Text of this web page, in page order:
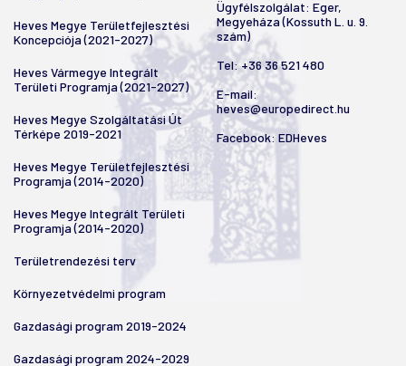
Heves Megye Területfejlesztési
Koncepciója (2021-2027)
Heves Vármegye Integrált
Területi Programja (2021-2027)
Heves Megye Szolgáltatási Út
Térképe 2019-2021
Heves Megye Területfejlesztési
Programja (2014-2020)
Heves Megye Integrált Területi
Programja (2014-2020)
Területrendezési terv
Környezetvédelmi program
Gazdasági program 2019-2024
Gazdasági program 2024-2029
Ügyfélszolgálat: Eger,
Megyeháza (Kossuth L. u. 9.
szám)
Tel:+36 36 521 480
E-mail:
heves@europedirect.hu
Facebook: EDHeves